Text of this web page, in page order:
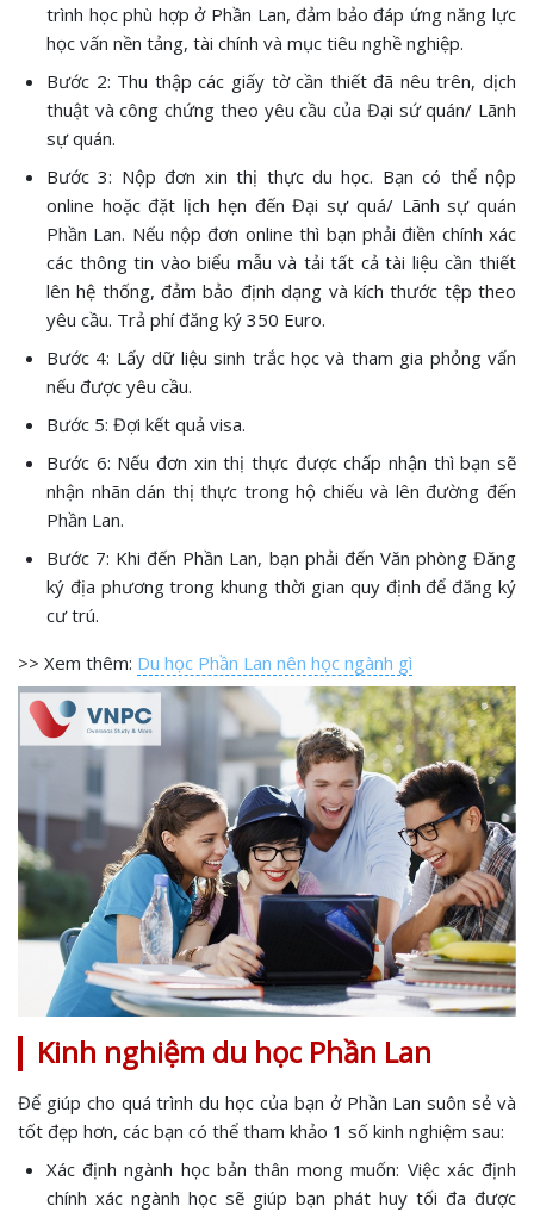
trình học phù hợp ở Phần Lan, đảm bảo đáp ứng năng lực
học vấn nền tảng, tài chính và mục tiêu nghề nghiệp.
Bước 2: Thu thập các giấy tờ cần thiết đã nêu trên, dịch
thuật và công chứng theo yêu cầu của Đại sứ quán/ Lãnh
sự quán.
Bước 3: Nộp đơn xin thị thực du học. Bạn có thể nộp
online hoặc đặt lịch hẹn đến Đại sự quá/ Lãnh sự quán
Phần Lan. Nếu nộp đơn online thì bạn phải điền chính xác
các thông tin vào biểu mẫu và tải tất cả tài liệu cần thiết
lên hệ thống, đảm bảo định dạng và kích thước tệp theo
yêu cầu. Trả phí đăng ký 350 Euro.
Bước 4: Lấy dữ liệu sinh trắc học và tham gia phỏng vấn
nếu được yêu cầu.
Bước 5: Đợi kết quả visa.
Bước 6: Nếu đơn xin thị thực được chấp nhận thì bạn sẽ
nhận nhãn dán thị thực trong hộ chiếu và lên đường đến
Phần Lan.
Bước 7: Khi đến Phần Lan, bạn phải đến Văn phòng Đăng
ký địa phương trong khung thời gian quy định để đăng ký
cư trú.
>> Xem thêm: Du học Phần Lan nên học ngành gì
Kinh nghiệm du học Phần Lan
Để giúp cho quá trình du học của bạn ở Phần Lan suôn sẻ và
tốt đẹp hơn, các bạn có thể tham khảo 1 số kinh nghiệm sau:
Xác định ngành học bản thân mong muốn: Việc xác định
chính xác ngành học sẽ giúp bạn phát huy tối đa được